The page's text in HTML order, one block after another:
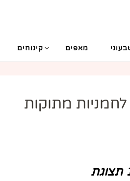
מאפים קינוחים
לחמניות מתוקות